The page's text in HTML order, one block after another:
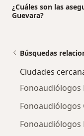
¿Cuáles son las
Guevara?
Búsquedas
Ciudades
Fonoaudiólogos
Fonoaudiólogos
Fonoaudiólogos